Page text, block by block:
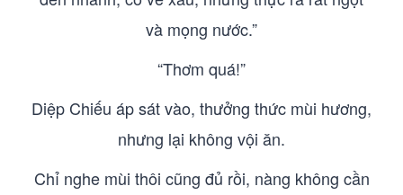
và mọng nước.”
“Thơm quá!”
Diệp Chiếu áp sát vào, thưởng thức mùi hương,
nhưng lại không vội ăn.
Chỉ nghe mùi thôi cũng đủ rồi, nàng không cần